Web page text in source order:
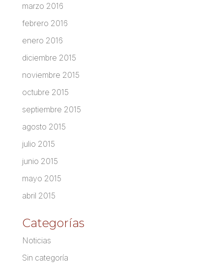
marzo 2016
febrero 2016
enero 2016
diciembre 2015
noviembre 2015
octubre 2015
septiembre 2015
agosto 2015
julio 2015
junio 2015
mayo 2015
abril 2015
Categorías
Noticias
Sin categoría